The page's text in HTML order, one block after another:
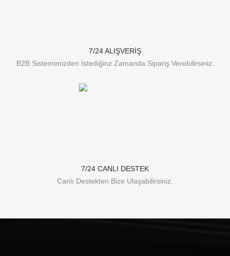
7/24 ALIŞVERİŞ
B2B Sistemimizden İstediğinz Zamanda Sipariş Verebilirsiniz.
7/24 CANLI DESTEK
Canlı Destekten Bize Ulaşabilirsiniz.